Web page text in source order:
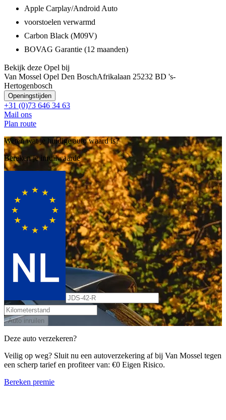
Apple Carplay/Android Auto
voorstoelen verwarmd
Carbon Black (M09V)
BOVAG Garantie (12 maanden)
Bekijk deze Opel bij
Van Mossel Opel Den BoschAfrikalaan 25232 BD 's-
Hertogenbosch
Openingstijden
+31 (0)73 646 34 63
Mail ons
Plan route
Weten wat je huidige auto waard is?
Bereken je inruilwaarde
Auto inruilen
Deze auto verzekeren?
Veilig op weg? Sluit nu een autoverzekering af bij Van Mossel tegen
een scherp tarief en profiteer van: €0 Eigen Risico.
Bereken premie